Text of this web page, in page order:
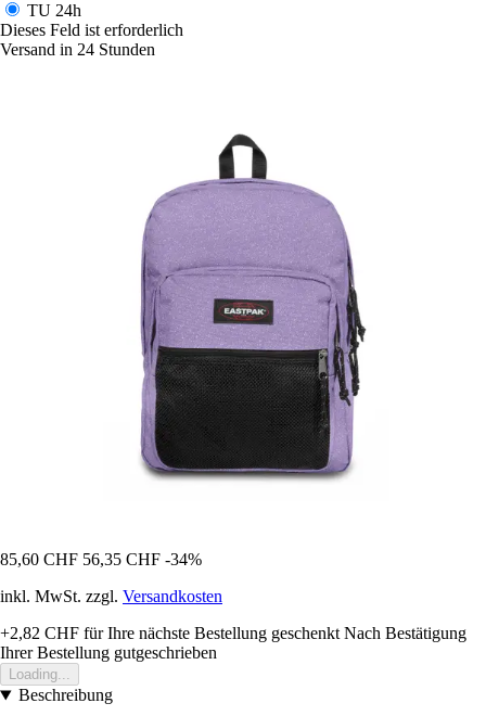
TU 24h
Dieses Feld ist erforderlich
Versand in 24 Stunden
85,60 CHF 56,35 CHF -34%
inkl. MwSt. zzgl. Versandkosten
+2,82 CHF für Ihre nächste Bestellung geschenkt Nach Bestätigung
Ihrer Bestellung gutgeschrieben
Loading...
Beschreibung